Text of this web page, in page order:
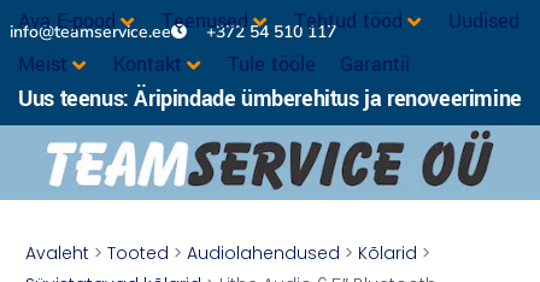
info@teamservice.ee +372 54 510 117
Ava E-pood Teenused Tehtud tööd
Uudised
Meist
Kontakt Tule tööle Garantii
Uus teenus: Äripindade ümberehitus ja renoveerimine
Avaleht > Tooted > Audiolahendused > Kõlarid >